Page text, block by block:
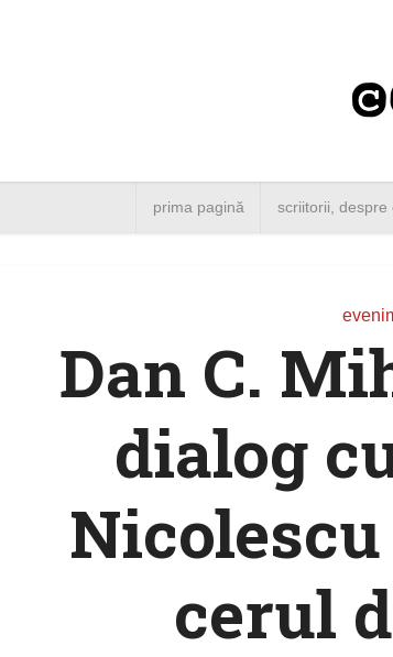
prima pagină scriitorii, despre
Dan C.
dialog
Nicolescu
cerul